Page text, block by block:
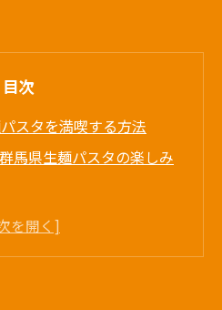
目次
スタを満喫する方法
馬県生麺パスタの楽しみ
店で味わう洋食の魅力